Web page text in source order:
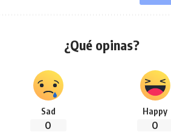
¿Qué opinas?
Sad
0
Happy
0